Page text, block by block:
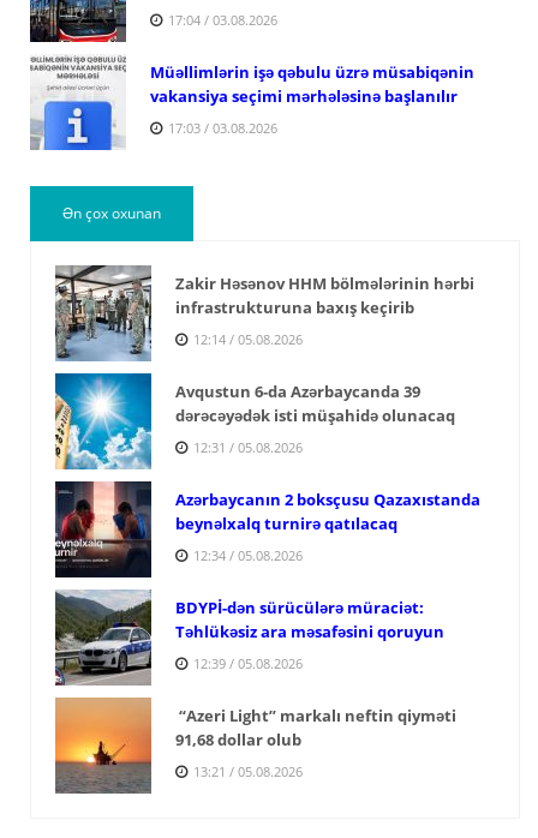
17:04 / 03.08.2026
Müəllimlərin işə qəbulu üzrə müsabiqənin
vakansiya seçimi mərhələsinə başlanılır
17:03 / 03.08.2026
Ən çox oxunan
Zakir Həsənov HHM bölmələrinin hərbi
infrastrukturuna baxış keçirib
12:14 / 05.08.2026
Avqustun 6-da Azərbaycanda 39
dərəcəyədək isti müşahidə olunacaq
12:31 / 05.08.2026
Azərbaycanın 2 boksçusu Qazaxıstanda
beynəlxalq turnirə qatılacaq
12:34 / 05.08.2026
BDYPİ-dən sürücülərə müraciət:
Təhlükəsiz ara məsafəsini qoruyun
12:39 / 05.08.2026
“Azeri Light” markalı neftin qiyməti
91,68 dollar olub
13:21 / 05.08.2026